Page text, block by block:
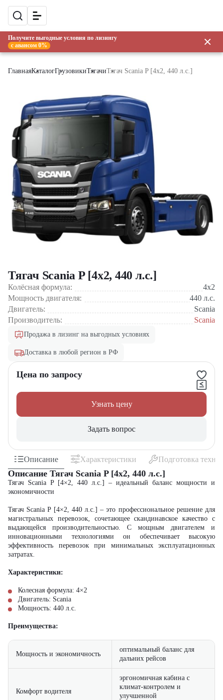
Получите выгодные условия по лизингу
с авансом 0%
ГлавнаяКаталогГрузовикиТягачиТягач Scania P [4x2, 440 л.с.]
Тягач Scania P [4x2, 440 л.с.]
Колёсная формула:
4x2
Мощность двигателя:
440 л.с.
Двигатель:
Scania
Производитель:
Scania
Продажа в лизинг на выгодных условиях
Доставка в любой регион в РФ
Цена по запросу
Узнать цену
Задать вопрос
Описание Характеристики Подготовка
Описание Тягач Scania P [4x2, 440 л.с.]
Тягач Scania P [4×2, 440 л.с.] – идеальный баланс мощности и
экономичности
Тягач Scania P [4×2, 440 л.с.] – это профессиональное решение для
магистральных перевозок, сочетающее скандинавское качество с
выдающейся производительностью. С мощным двигателем и
инновационными технологиями он обеспечивает высокую
эффективность перевозок при минимальных эксплуатационных
затратах.
Характеристики:
Колесная формула: 4×2
Двигатель: Scania
Мощность: 440 л.с.
Преимущества:
Мощность и экономичность
оптимальный баланс для
дальних рейсов
Комфорт водителя
эргономичная кабина с
климат-контролем и
улучшенной